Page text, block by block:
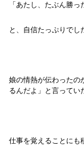
「あたし、たぶん勝っ
と、自信たっぷりでし
娘の情熱が伝わったの
るんだよ」と言ってい
仕事を覚えることにも